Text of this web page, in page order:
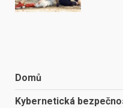
Domů
Kybernetická